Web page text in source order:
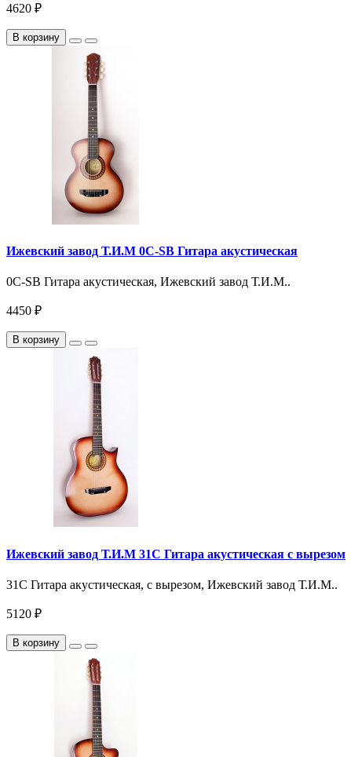
4620 ₽
В корзину
Ижевский завод Т.И.М 0C-SB Гитара акустическая
0C-SB Гитара акустическая, Ижевский завод Т.И.М..
4450 ₽
В корзину
Ижевский завод Т.И.М 31C Гитара акустическая с вырезом
31C Гитара акустическая, с вырезом, Ижевский завод Т.И.М..
5120 ₽
В корзину